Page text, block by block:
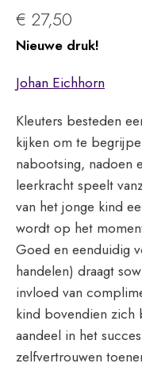
€ 27,50
Nieuwe druk!
Johan Eichhorn
Kleuters besteden
kijken om te
nabootsing, nadoen
leerkracht speelt
van het jonge kind
wordt op het
Goed en eenduidig
handelen) draagt
invloed van
kind bovendien zich
aandeel in het
zelfvertrouwen